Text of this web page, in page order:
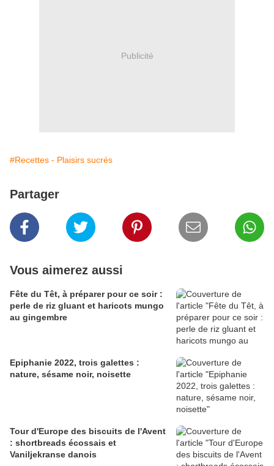
Publicité
#Recettes - Plaisirs sucrés
Partager
Vous aimerez aussi
Fête du Têt, à préparer pour ce soir :
perle de riz gluant et haricots mungo
au gingembre
Epiphanie 2022, trois galettes :
nature, sésame noir, noisette
Tour d'Europe des biscuits de l'Avent
: shortbreads écossais et
Vaniljekranse danois